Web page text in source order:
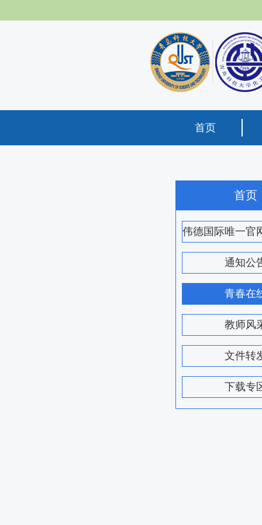
首页
首页
伟德国际唯一官
通知公
青春在
教师风
文件转
下载专